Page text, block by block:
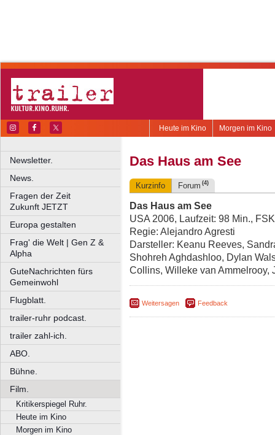
Morgen im Kino
Heute im Kino
Newsletter.
News.
Fragen der Zeit
Zukunft JETZT
Europa gestalten
Frag' die Welt | Gen Z &
Alpha
GuteNachrichten fürs
Gemeinwohl
Flugblatt.
trailer-ruhr podcast.
trailer zahl-ich.
ABO.
Bühne.
Film.
Kritikerspiegel Ruhr.
Heute im Kino
Morgen im Kino
Das Haus am See
Kurzinfo Forum (4)
Das Haus am See
USA 2006, Laufzeit: 98 Min.,
Regie: Alejandro Agresti
Darsteller: Keanu Reeves,
Shohreh Aghdashloo, Dylan
Collins, Willeke van Ammelrooy,
Weitersagen Feedback